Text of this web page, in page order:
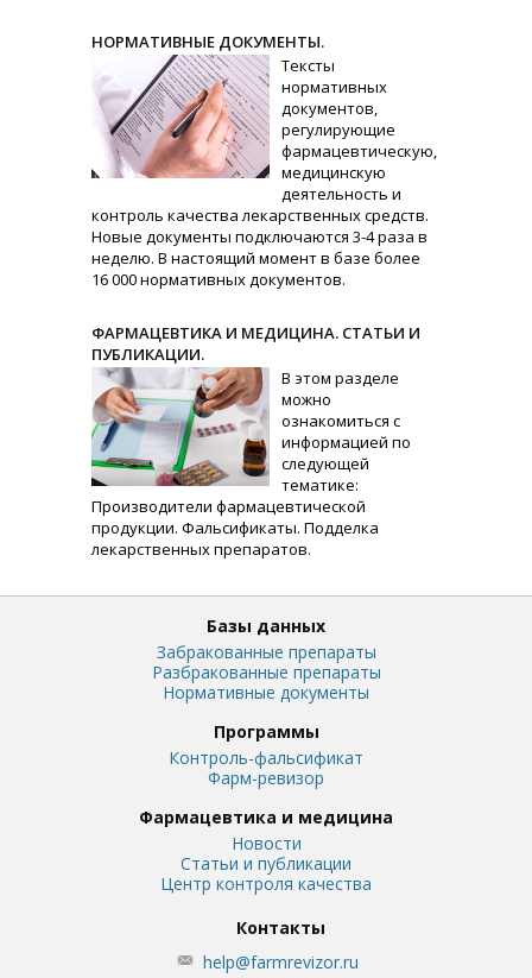
НОРМАТИВНЫЕ ДОКУМЕНТЫ.
Тексты
нормативных
документов,
регулирующие
фармацевтическую,
медицинскую
деятельность и
контроль качества лекарственных средств.
Новые документы подключаются 3-4 раза в
неделю. В настоящий момент в базе более
16 000 нормативных документов.
ФАРМАЦЕВТИКА И МЕДИЦИНА. СТАТЬИ И
ПУБЛИКАЦИИ.
В этом разделе
можно
ознакомиться с
информацией по
следующей
тематике:
Производители фармацевтической
продукции. Фальсификаты. Подделка
лекарственных препаратов.
Базы данных
Забракованные препараты
Разбракованные препараты
Нормативные документы
Программы
Контроль-фальсификат
Фарм-ревизор
Фармацевтика и медицина
Новости
Статьи и публикации
Центр контроля качества
Контакты
help@farmrevizor.ru